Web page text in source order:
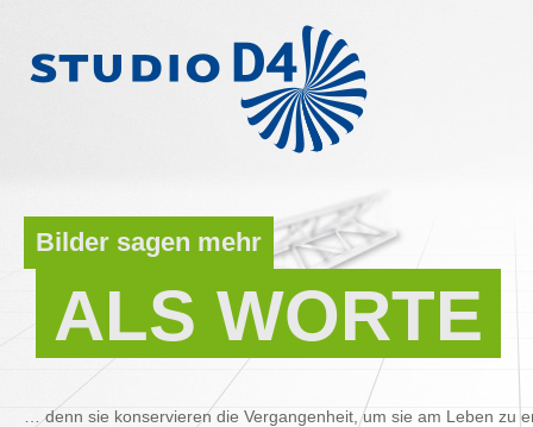
Bilder sagen mehr
ALS WORTE
… denn sie konservieren die Vergangenheit, um sie am Leben